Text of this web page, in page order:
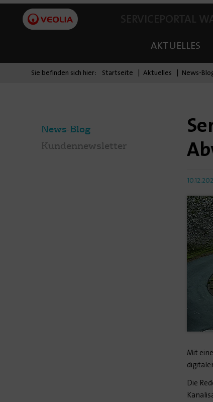
AKTUELLES
Sie befinden sich hier: Startseite Aktuelles News-
News-Blog
Kundennewsletter
Mit
Die